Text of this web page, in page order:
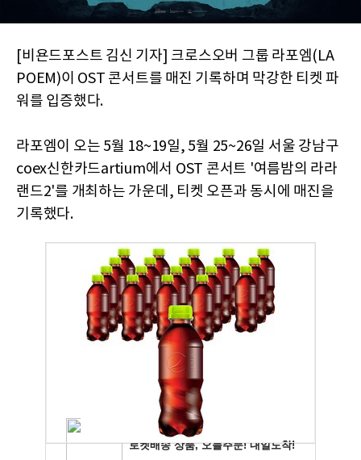
[비욘드포스트 김신 기자] 크로스오버 그룹 라포엠(LA
POEM)이 OST 콘서트를 매진 기록하며 막강한 티켓 파
워를 입증했다.
라포엠이 오는 5월 18~19일, 5월 25~26일 서울 강남구
coex신한카드artium에서 OST 콘서트 '여름밤의 라라
랜드2'를 개최하는 가운데, 티켓 오픈과 동시에 매진을
기록했다.